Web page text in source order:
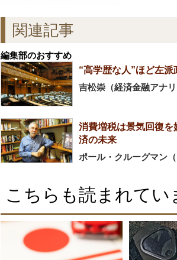
関連記事
編集部のおすすめ
“高学歴な人”ほど左派
吉松崇（経済金融アナリ
消費増税は景気回復
済の未来
ポール・クルーグマン
こちらも読まれてい